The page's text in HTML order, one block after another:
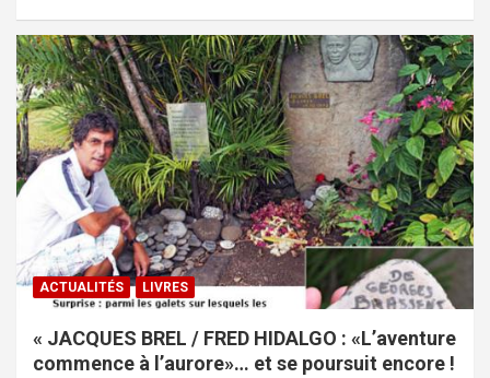
ACTUALITÉS LIVRES
« JACQUES BREL / FRED HIDALGO : «L’aventure
commence à l’aurore»… et se poursuit encore !